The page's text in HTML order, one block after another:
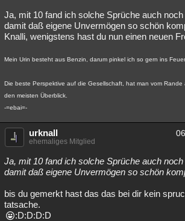
Ja, mit 10 fand ich solche Sprüche auch
damit daß eigene Unvermögen so schön
Knalli, wenigstens hast du nun einen neuen
Mein Urin besteht aus Benzin, darum pinkel ich so gern ins
Die beste Perspektive auf die Gesellschaft, hat man vom Rande
den meisten Überblick.
-=ebai=-
urknall
ehemaliges Mitglied
Ja, mit 10 fand ich solche Sprüche auch
damit daß eigene Unvermögen so schön
bis du gemerkt hast das das bei dir kein
tatsache.
:D:D:D:D